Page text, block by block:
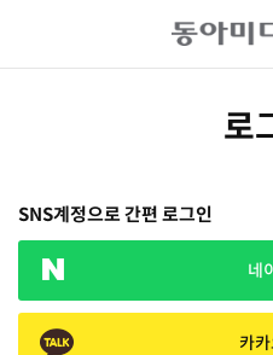
로
SNS계정으로 간편 로그인
네
카